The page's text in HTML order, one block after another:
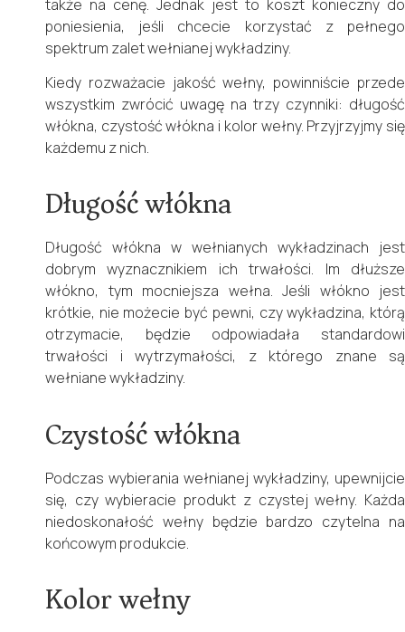
także na cenę. Jednak jest to koszt konieczny do
poniesienia, jeśli chcecie korzystać z pełnego
spektrum zalet wełnianej wykładziny.
Kiedy rozważacie jakość wełny, powinniście przede
wszystkim zwrócić uwagę na trzy czynniki: długość
włókna, czystość włókna i kolor wełny. Przyjrzyjmy się
każdemu z nich.
Długość włókna
Długość włókna w wełnianych wykładzinach jest
dobrym wyznacznikiem ich trwałości. Im dłuższe
włókno, tym mocniejsza wełna. Jeśli włókno jest
krótkie, nie możecie być pewni, czy wykładzina, którą
otrzymacie, będzie odpowiadała standardowi
trwałości i wytrzymałości, z którego znane są
wełniane wykładziny.
Czystość włókna
Podczas wybierania wełnianej wykładziny, upewnijcie
się, czy wybieracie produkt z czystej wełny. Każda
niedoskonałość wełny będzie bardzo czytelna na
końcowym produkcie.
Kolor wełny